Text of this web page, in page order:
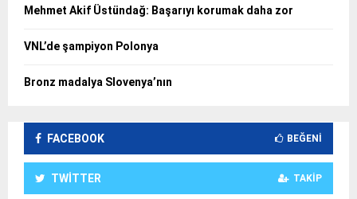
Mehmet Akif Üstündağ: Başarıyı korumak daha zor
VNL’de şampiyon Polonya
Bronz madalya Slovenya’nın
FACEBOOK BEĞENI
TWITTER TAKIP